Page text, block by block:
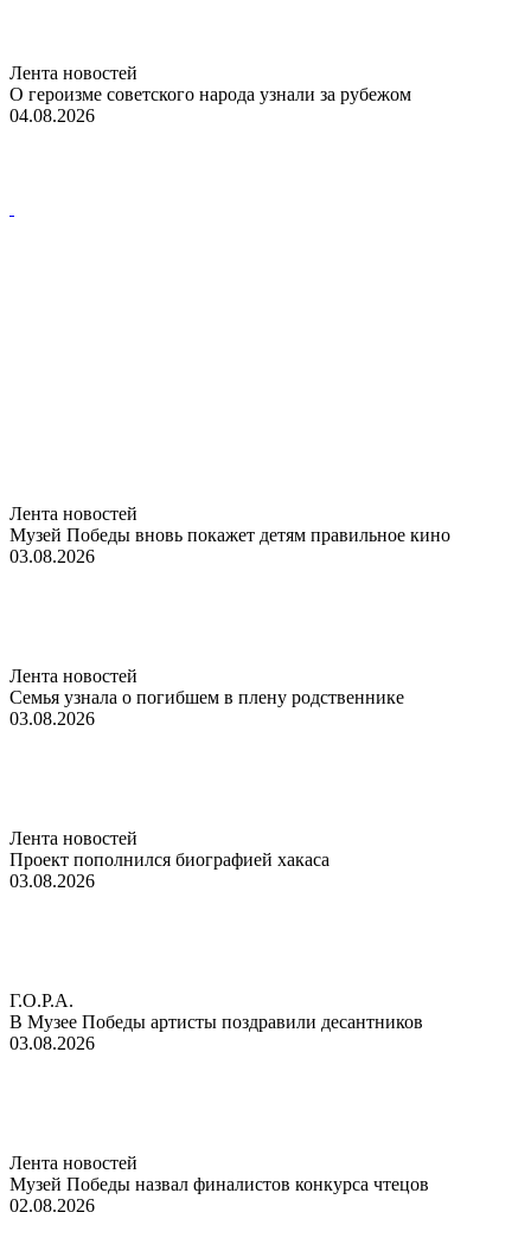
Лента новостей
О героизме советского народа узнали за рубежом
04.08.2026
Лента новостей
Музей Победы вновь покажет детям правильное кино
03.08.2026
Лента новостей
Семья узнала о погибшем в плену родственнике
03.08.2026
Лента новостей
Проект пополнился биографией хакаса
03.08.2026
Г.О.Р.А.
В Музее Победы артисты поздравили десантников
03.08.2026
Лента новостей
Музей Победы назвал финалистов конкурса чтецов
02.08.2026